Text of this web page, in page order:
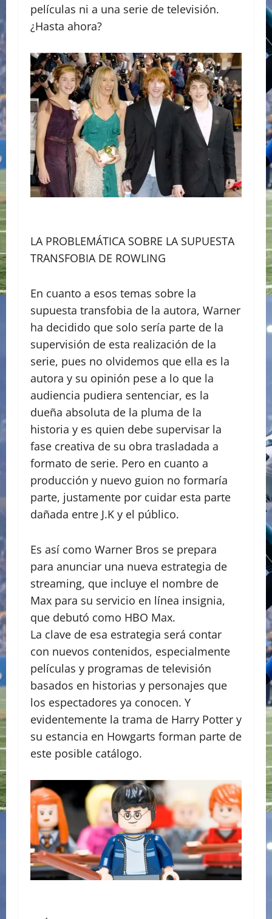
películas ni a una serie de televisión.
¿Hasta ahora?
LA PROBLEMÁTICA SOBRE LA SUPUESTA
TRANSFOBIA DE ROWLING
En cuanto a esos temas sobre la
supuesta transfobia de la autora, Warner
ha decidido que solo sería parte de la
supervisión de esta realización de la
serie, pues no olvidemos que ella es la
autora y su opinión pese a lo que la
audiencia pudiera sentenciar, es la
dueña absoluta de la pluma de la
historia y es quien debe supervisar la
fase creativa de su obra trasladada a
formato de serie. Pero en cuanto a
producción y nuevo guion no formaría
parte, justamente por cuidar esta parte
dañada entre J.K y el público.
Es así como Warner Bros se prepara
para anunciar una nueva estrategia de
streaming, que incluye el nombre de
Max para su servicio en línea insignia,
que debutó como HBO Max.
La clave de esa estrategia será contar
con nuevos contenidos, especialmente
películas y programas de televisión
basados en historias y personajes que
los espectadores ya conocen. Y
evidentemente la trama de Harry Potter y
su estancia en Howgarts forman parte de
este posible catálogo.